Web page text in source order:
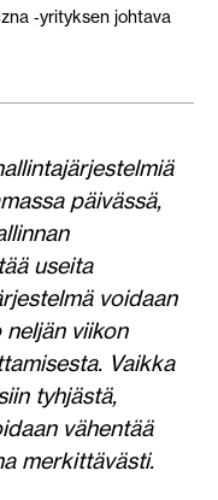
‑yrityksen johtava
päivässä,
useita
voidaan
viikon
Vaikka
tyhjästä,
vähentää
merkittävästi.